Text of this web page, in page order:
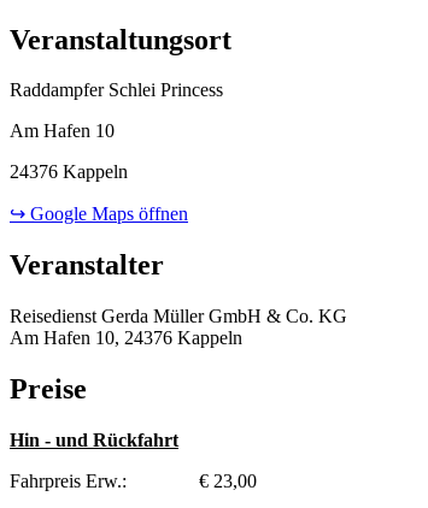
Veranstaltungsort
Raddampfer Schlei Princess
Am Hafen 10
24376 Kappeln
↪ Google Maps öffnen
Veranstalter
Reisedienst Gerda Müller GmbH & Co. KG
Am Hafen 10, 24376 Kappeln
Preise
Hin - und Rückfahrt
Fahrpreis Erw.: € 23,00